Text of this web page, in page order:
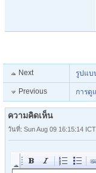
Next รูปแบ
Previous การดู
ความคิดเห็น
วันที่: Sun Aug 09 16:15:14